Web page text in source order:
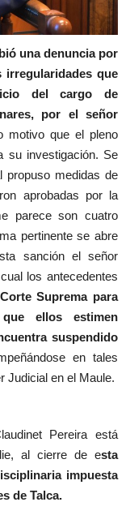
una denuncia por
irregularidades que
del cargo de
por el señor
motivo que el pleno
su investigación. Se
propuso medidas de
aprobadas por la
parece son cuatro
pertinente se abre
sanción el señor
los antecedentes
Suprema para
ellos estimen
suspendido
en tales
Judicial en el Maule.
Pereira está
al cierre de esta
impuesta
de Talca.